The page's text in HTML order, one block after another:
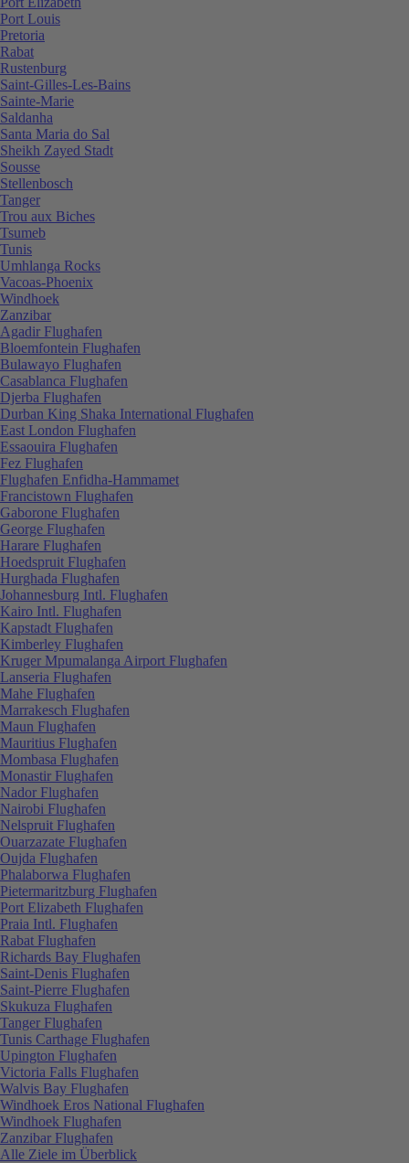
Port Louis
Pretoria
Rabat
Rustenburg
Saint-Gilles-Les-Bains
Sainte-Marie
Saldanha
Santa Maria do Sal
Sheikh Zayed Stadt
Sousse
Stellenbosch
Tanger
Trou aux Biches
Tsumeb
Tunis
Umhlanga Rocks
Vacoas-Phoenix
Windhoek
Zanzibar
Agadir Flughafen
Bloemfontein Flughafen
Bulawayo Flughafen
Casablanca Flughafen
Djerba Flughafen
Durban King Shaka International Flughafen
East London Flughafen
Essaouira Flughafen
Fez Flughafen
Flughafen Enfidha-Hammamet
Francistown Flughafen
Gaborone Flughafen
George Flughafen
Harare Flughafen
Hoedspruit Flughafen
Hurghada Flughafen
Johannesburg Intl. Flughafen
Kairo Intl. Flughafen
Kapstadt Flughafen
Kimberley Flughafen
Kruger Mpumalanga Airport Flughafen
Lanseria Flughafen
Mahe Flughafen
Marrakesch Flughafen
Maun Flughafen
Mauritius Flughafen
Mombasa Flughafen
Monastir Flughafen
Nador Flughafen
Nairobi Flughafen
Nelspruit Flughafen
Ouarzazate Flughafen
Oujda Flughafen
Phalaborwa Flughafen
Pietermaritzburg Flughafen
Port Elizabeth Flughafen
Praia Intl. Flughafen
Rabat Flughafen
Richards Bay Flughafen
Saint-Denis Flughafen
Saint-Pierre Flughafen
Skukuza Flughafen
Tanger Flughafen
Tunis Carthage Flughafen
Upington Flughafen
Victoria Falls Flughafen
Walvis Bay Flughafen
Windhoek Eros National Flughafen
Windhoek Flughafen
Zanzibar Flughafen
Alle Ziele im Überblick